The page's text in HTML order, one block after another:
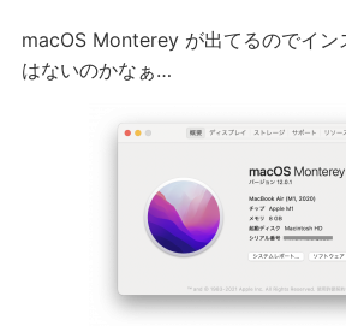
macOS Monterey が出てるのでイン
はないのかなぁ…